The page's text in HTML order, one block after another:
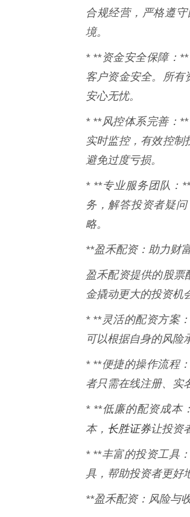
合规经营，严格遵
境。
* **资金安全保障：
客户资金安全。所有
安心无忧。
* **风控体系完善：
实时监控，有效控制
避免过度亏损。
* **专业服务团队：
务，解答投资者疑
略。
**盈禾配资：助力财
盈禾配资提供的股票
金撬动更大的投资机
* **灵活的配资方案
可以根据自身的风险
* **便捷的操作流程
者只需在线注册、实
* **低廉的配资成本
本， 长胜证券让投资
* **丰富的投资工具
具，帮助投资者更好
**盈禾配资：风险与